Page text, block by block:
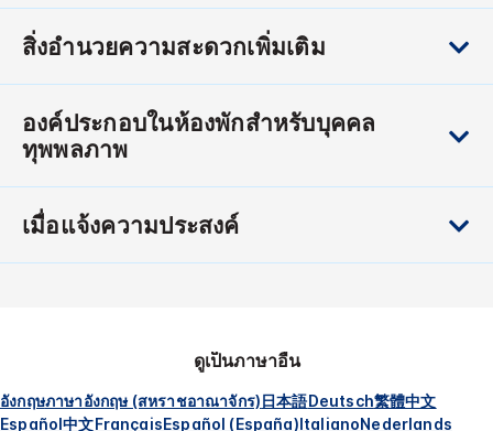
สิ่งอำนวยความสะดวกเพิ่มเติม
องค์ประกอบในห้องพักสำหรับบุคคล
ทุพพลภาพ
เมื่อแจ้งความประสงค์
ดูเป็นภาษาอื่น
อังกฤษภาษาอังกฤษ (สหราชอาณาจักร)日本語Deutsch繁體中文
Español中文FrançaisEspañol (España)ItalianoNederlands